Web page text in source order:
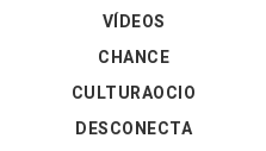
VÍDEOS
CHANCE
CULTURAOCIO
DESCONECTA